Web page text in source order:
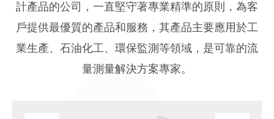
計產品的公司，一直堅守著專業精準的原則，為客
戶提供最優質的產品和服務，其產品主要應用於工
業生產、石油化工、環保監測等領域，是可靠的流
量測量解決方案專家。